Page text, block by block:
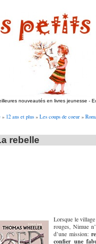
nouveautés en livres jeunesse -
» 12 ans et plus » Les coups de coeur »
rebelle
Lorsque le
rouges, Nimue
d’une mission:
confier une